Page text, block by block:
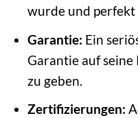
wurde und perfekt
Garantie: Ein
Garantie auf
zu geben.
Zertifizierungen: